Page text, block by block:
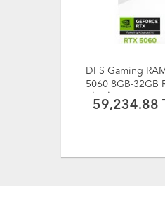
DFS Gaming
5060 8GB-16GB
BİLGİSAYARI
47,141.85